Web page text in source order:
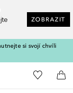
ZOBRAZIT
si svojí chvíli
K mému
Do